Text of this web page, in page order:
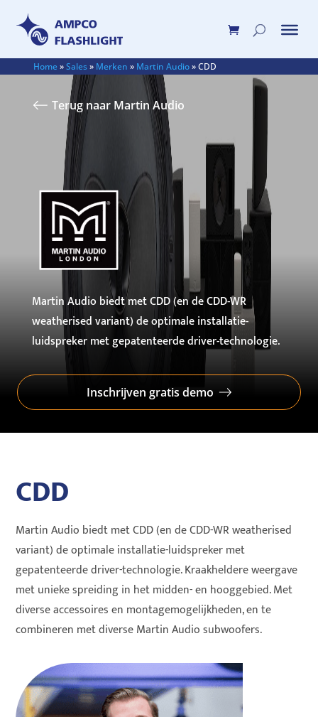
Home»Sales» Merken » Martin Audio»CDD
Terug naar Martin Audio
Martin Audio biedt met CDD (en de CDD-WR
weatherised variant) de optimale installatie-
luidspreker met gepatenteerde driver-technologie.
Inschrijven gratis demo
CDD
Martin Audio biedt met CDD (en de CDD-WR weatherised
variant) de optimale installatie-luidspreker met
gepatenteerde driver-technologie. Kraakheldere weergave
met unieke spreiding in het midden- en hooggebied. Met
diverse accessoires en montagemogelijkheden, en te
combineren met diverse Martin Audio subwoofers.